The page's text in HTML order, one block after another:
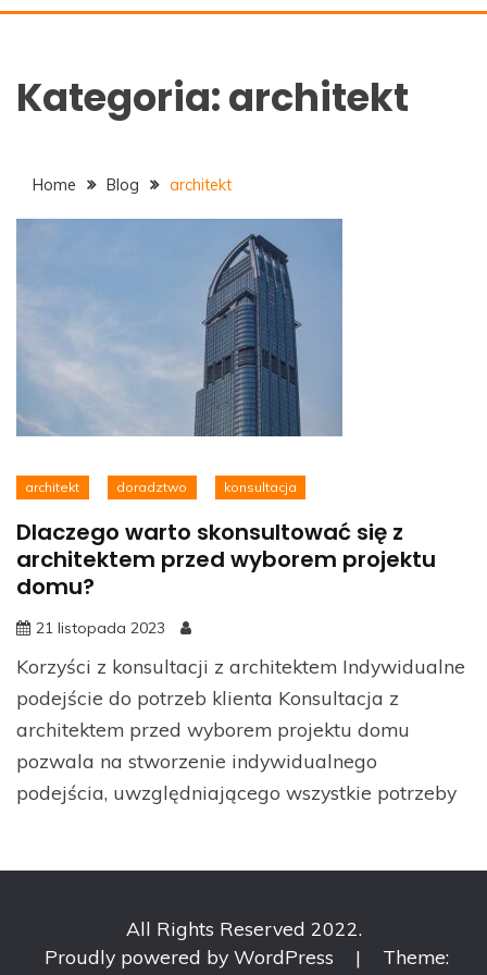
ALAN-DOM.PL
Kategoria:architekt
Home Blog architekt
architekt doradztwo konsultacja
Dlaczego warto skonsultować się z
architektem przed wyborem projektu
domu?
21 listopada 2023
Korzyści z konsultacji z architektem Indywidualne
podejście do potrzeb klienta Konsultacja z
architektem przed wyborem projektu domu
pozwala na stworzenie indywidualnego
podejścia, uwzględniającego wszystkie potrzeby
All Rights Reserved 2022.
Proudly powered by WordPress
|
Theme: